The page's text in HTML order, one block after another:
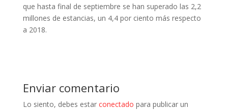
que hasta final de septiembre se han superado las 2,2
millones de estancias, un 4,4 por ciento más respecto
a 2018.
Enviar comentario
Lo siento, debes estar conectado para publicar un